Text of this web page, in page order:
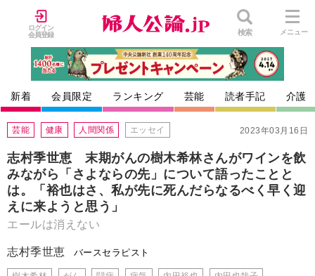
ログイン
会員登録
検索 メニュー
新着 会員限定 ランキング 芸能 読者手記 介護
2023年03月16日
芸能 健康 人間関係 エッセイ
志村季世恵 末期がんの樹木希林さんがワインを飲
みながら「さよならの先」について語ったことと
は。「裕也はさ、私が先に死んだらなるべく早く迎
えに来ようと思う」
エールは消えない
志村季世恵 バースセラピスト